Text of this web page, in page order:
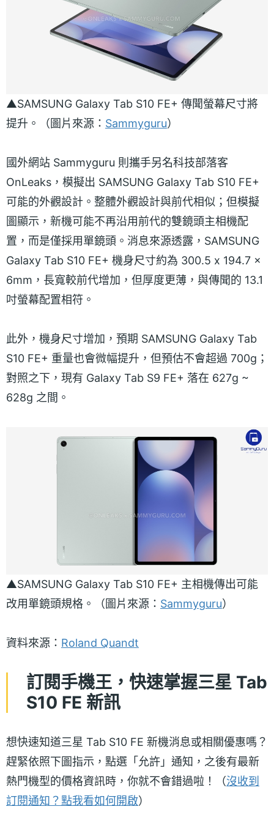
▲SAMSUNG Galaxy Tab S10 FE+ 傳聞螢幕尺寸將
提升。（圖片來源： Sammyguru）
國外網站 Sammyguru 則攜手另名科技部落客
OnLeaks，模擬出 SAMSUNG Galaxy Tab S10 FE+
可能的外觀設計。整體外觀設計與前代相似；但模擬
圖顯示，新機可能不再沿用前代的雙鏡頭主相機配
置，而是僅採用單鏡頭。消息來源透露，SAMSUNG
Galaxy Tab S10 FE+ 機身尺寸約為 300.5 x 194.7 x
6mm，長寬較前代增加，但厚度更薄，與傳聞的 13.1
吋螢幕配置相符。
此外，機身尺寸增加，預期 SAMSUNG Galaxy Tab
S10 FE+ 重量也會微幅提升，但預估不會超過 700g；
對照之下，現有 Galaxy Tab S9 FE+ 落在 627g ~
628g 之間。
▲SAMSUNG Galaxy Tab S10 FE+ 主相機傳出可能
改用單鏡頭規格。（圖片來源： Sammyguru）
資料來源： Roland Quandt
訂閱手機王，快速掌握三星 Tab
S10 FE 新訊
想快速知道三星 Tab S10 FE 新機消息或相關優惠嗎？
趕緊依照下圖指示，點選「允許」通知，之後有最新
熱門機型的價格資訊時，你就不會錯過啦！（沒收到
訂閱通知？點我看如何開啟）